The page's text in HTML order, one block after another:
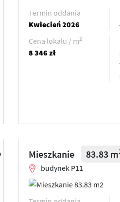
Termin oddania
Kwiecień 2026
Cena lokalu / m2
8 346 zł
Mieszkanie 83.83 m
budynek P11